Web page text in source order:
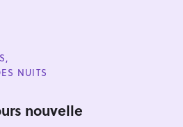
NUITS
nouvelle